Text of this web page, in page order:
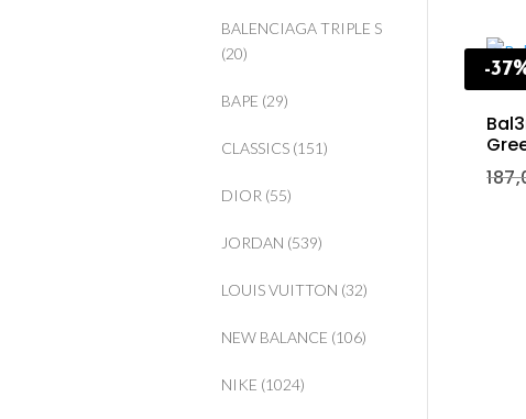
BALENCIAGA TRIPLE S
(20)
BAPE (29)
CLASSICS (151)
DIOR (55)
JORDAN (539)
LOUIS VUITTON (32)
NEW BALANCE (106)
NIKE (1024)
-